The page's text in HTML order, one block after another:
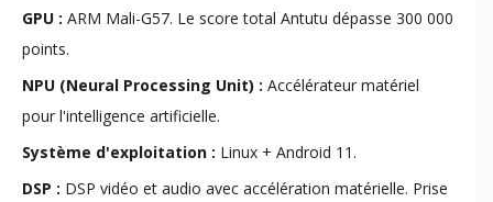
GPU : ARM Mali-G57. Le score total Antutu dépasse 300 000
points.
NPU (Neural Processing Unit) : Accélérateur matériel
pour l'intelligence artificielle.
Système d'exploitation : Linux + Android 11.
DSP : DSP vidéo et audio avec accélération matérielle. Prise